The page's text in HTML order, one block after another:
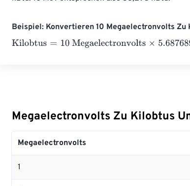
Beispiel: Konvertieren 10 Megaelectronvolts Zu
Kilobtus=10 Megaelectronvolts×
Megaelectronvolts Zu Kilobtus
Megaelectronvolts
1